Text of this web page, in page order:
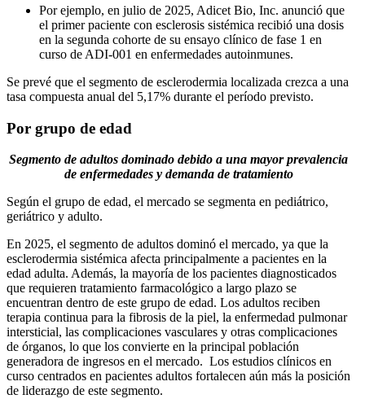
Por ejemplo, en julio de 2025, Adicet Bio, Inc. anunció que
el primer paciente con esclerosis sistémica recibió una dosis
en la segunda cohorte de su ensayo clínico de fase 1 en
curso de ADI-001 en enfermedades autoinmunes.
Se prevé que el segmento de esclerodermia localizada crezca a una
tasa compuesta anual del 5,17% durante el período previsto.
Por grupo de edad
Segmento de adultos dominado debido a una mayor prevalencia
de enfermedades y demanda de tratamiento
Según el grupo de edad, el mercado se segmenta en pediátrico,
geriátrico y adulto.
En 2025, el segmento de adultos dominó el mercado, ya que la
esclerodermia sistémica afecta principalmente a pacientes en la
edad adulta. Además, la mayoría de los pacientes diagnosticados
que requieren tratamiento farmacológico a largo plazo se
encuentran dentro de este grupo de edad. Los adultos reciben
terapia continua para la fibrosis de la piel, la enfermedad pulmonar
intersticial, las complicaciones vasculares y otras complicaciones
de órganos, lo que los convierte en la principal población
generadora de ingresos en el mercado. Los estudios clínicos en
curso centrados en pacientes adultos fortalecen aún más la posición
de liderazgo de este segmento.